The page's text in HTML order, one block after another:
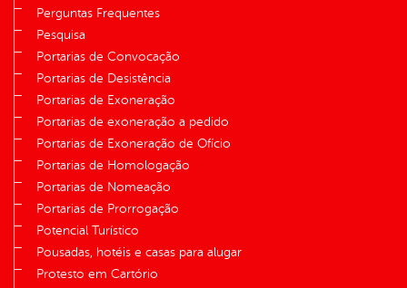
Perguntas Frequentes
Pesquisa
Portarias de Convocação
Portarias de Desistência
Portarias de Exoneração
Portarias de exoneração a pedido
Portarias de Exoneração de Ofício
Portarias de Homologação
Portarias de Nomeação
Portarias de Prorrogação
Potencial Turístico
Pousadas, hotéis e casas para alugar
Protesto em Cartório